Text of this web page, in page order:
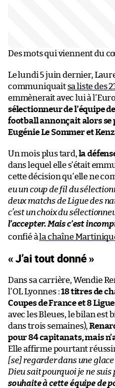
Des mots qui viennent du
Le lundi 5 juin dernier,
communiquait sa liste des
emmènerait avec lui à
sélectionneur de l’équipe
football annonçait alors se
Eugénie Le Sommer et
Un mois plus tard, la
dans lequel elle s’était
cette décision qu’elle ne
eu un coup de fil du
deux matchs de Ligue des
c’est un choix du
l’accepter. Mais c’est
confié à la chaîne
« J’ai tout donné »
Dans sa carrière, Wendie
l’OL Lyonnes :18 titres de
Coupes de France et 8
avec les Bleues, le bilan est
dans trois semaines),
pour 84 capitanats, mais
Elle affirme pourtant
[se] regarder dans une glace
Dieu sait pourquoi je ne suis
souhaite à cette équipe de